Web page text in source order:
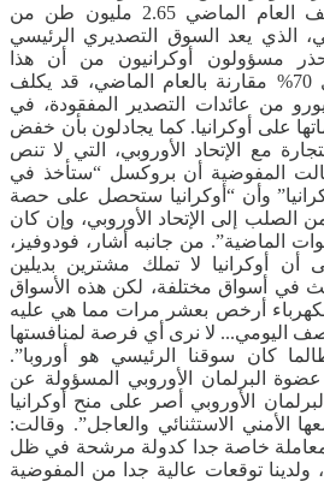
مسؤولون. وقد باعت كييف العام الماضي 2.65 مليون طن من
الذي يعد السوق التصديري الرئيسي
وحذر مسؤولون أوكرانيون من أن هذا
التخفيض الحاد، الذي يمثل 70% مقارنة بالعام الماضي، قد يكلف
من عائدات التصدير المفقودة، في
على أوكرانيا. كما يجادلون بأن خفض
مع الإتحاد الأوروبي، التي لا تنص
المفوضية أن بروكسل “ستأخذ في
وأن “أوكرانيا ستحصل على حصة
الصلب إلى الإتحاد الأوروبي، وإن كان
الماضية”. من جانبه أشار، فودوفيز،
أوكرانيا لا تملك مشترين بديلين
في أسواق مختلفة، لكن هذه الأسواق
أرخص بعشر مرات مما هي عليه
اليومي... لا نرى أي فرصة لمنافستها
كان سوقنا الرئيسي هو أوروبا”.
البرلمان الأوروبي المسؤولة عن
الأوروبي أصر على منح أوكرانيا
الأمني ​​الاستثنائي والعاجل”. وقالت:
بمعاملة خاصة جدا كدولة مرشحة في ظل
ولدينا توقعات عالية جدا من المفوضية